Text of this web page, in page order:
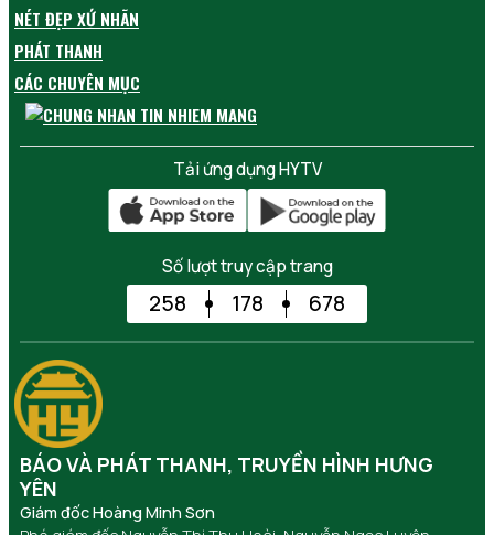
NÉT ĐẸP XỨ NHÃN
PHÁT THANH
CÁC CHUYÊN MỤC
Tải ứng dụng HYTV
Số lượt truy cập trang
258 178 678
BÁO VÀ PHÁT THANH, TRUYỀN HÌNH HƯNG
YÊN
Giám đốc Hoàng Minh Sơn